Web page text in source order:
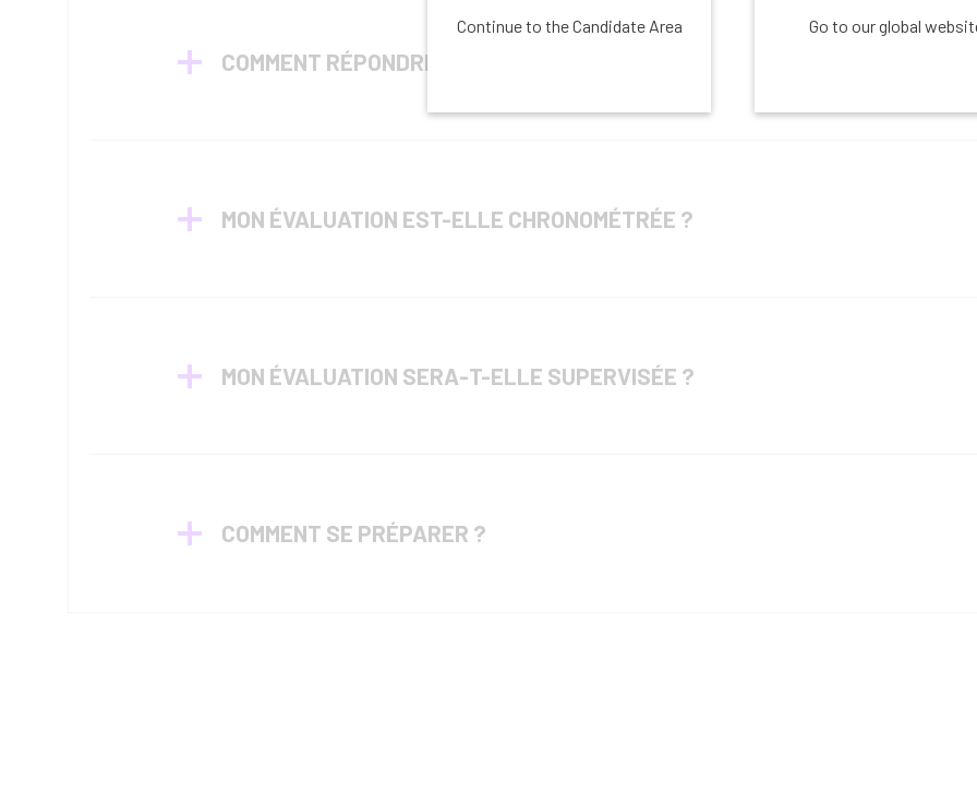
COMMENT RÉPONDRE AUX TESTS DE TALOGY ?
MON ÉVALUATION EST-ELLE CHRONOMÉTRÉE ?
MON ÉVALUATION SERA-T-ELLE SUPERVISÉE ?
COMMENT SE PRÉPARER ?
Continue to the Candidate Area Go to our global